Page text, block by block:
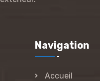
Navigation
Accueil